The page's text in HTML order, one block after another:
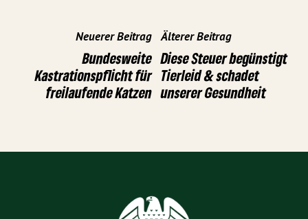
Neuerer Beitrag
Bundesweite
Kastrationspflicht für
freilaufende Katzen
Älterer Beitrag
Diese Steuer begünstigt
Tierleid & schadet
unserer Gesundheit